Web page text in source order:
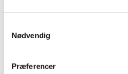
Nødvendig
Præferencer